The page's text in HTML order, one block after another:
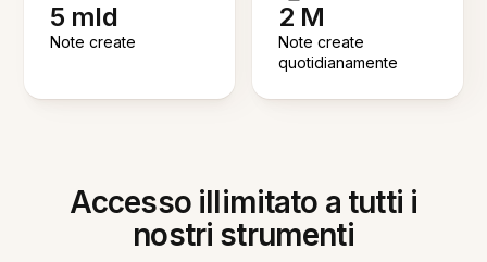
5 mld
Note create
2 M
Note create
quotidianamente
Accesso illimitato a tutti i
nostri strumenti